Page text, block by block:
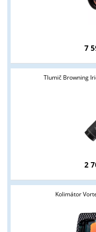
7
Tlumič Browning
2
Kolimátor
Tyto stránky jsou určeny